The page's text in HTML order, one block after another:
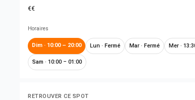
€€
Horaires
Dim · 10:00 – 20:00 Lun · Fermé Mar · Fermé Mer ·
Sam · 10:00 – 01:00
RETROUVER CE SPOT